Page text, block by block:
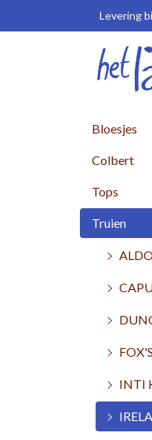
Levering
Bloesjes
Colbert
Tops
Truien
INTI